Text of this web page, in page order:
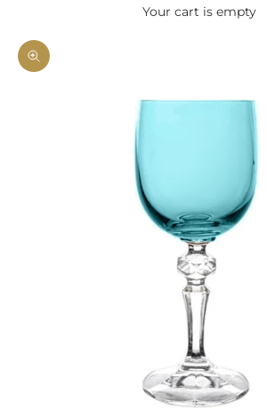
Your cart is empty
Zoom picture